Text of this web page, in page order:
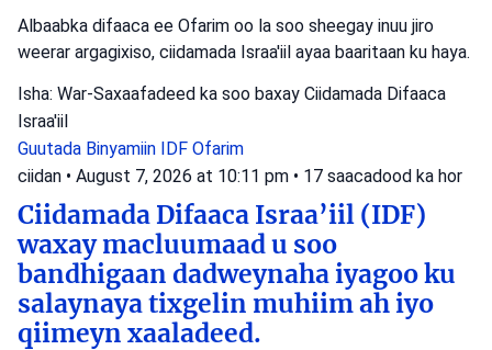
Albaabka difaaca ee Ofarim oo la soo sheegay inuu jiro
weerar argagixiso, ciidamada Israa'iil ayaa baaritaan ku haya.
Isha: War-Saxaafadeed ka soo baxay Ciidamada Difaaca
Israa'iil
Guutada Binyamiin IDF Ofarim
ciidan • August 7, 2026 at 10:11 pm • 17 saacadood ka hor
Ciidamada Difaaca Israa’iil (IDF)
waxay macluumaad u soo
bandhigaan dadweynaha iyagoo ku
salaynaya tixgelin muhiim ah iyo
qiimeyn xaaladeed.